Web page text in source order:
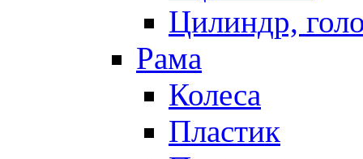
Цилиндр,
Рама
Колеса
Пластик